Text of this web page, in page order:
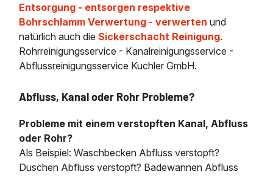
Entsorgung - entsorgen respektive
Bohrschlamm Verwertung - verwerten und
natürlich auch dieSickerschacht Reinigung.
Rohrreinigungsservice - Kanalreinigungsservice -
Abflussreinigungsservice Kuchler GmbH.
Abfluss, Kanal oder Rohr Probleme?
Probleme mit einem verstopften Kanal, Abfluss
oder Rohr?
Als Beispiel: Waschbecken Abfluss verstopft?
Duschen Abfluss verstopft? Badewannen Abfluss